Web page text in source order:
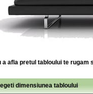
a afla pretul tabloului te rugam
dimensiunea tabloului